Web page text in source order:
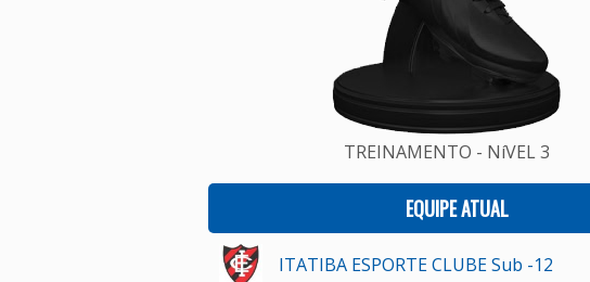
TREINAMENTO - NíVEL 3
EQUIPE ATUAL
ITATIBA ESPORTE CLUBE Sub -12